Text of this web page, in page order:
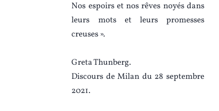
Nos espoirs et nos rêves noyés dans
leurs mots et leurs promesses
creuses ».
Greta Thunberg.
Discours de Milan du 28 septembre
2021.